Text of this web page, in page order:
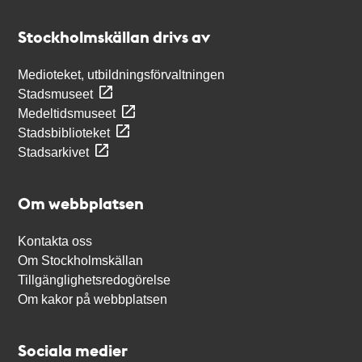
Stockholmskällan drivs av
Medioteket, utbildningsförvaltningen
Stadsmuseet
Medeltidsmuseet
Stadsbiblioteket
Stadsarkivet
Om webbplatsen
Kontakta oss
Om Stockholmskällan
Tillgänglighetsredogörelse
Om kakor på webbplatsen
Sociala medier